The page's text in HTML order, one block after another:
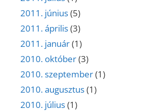
2011. június(5)
2011. április(3)
2011. január(1)
2010. október(3)
2010. szeptember(1)
2010. augusztus(1)
2010. július(1)